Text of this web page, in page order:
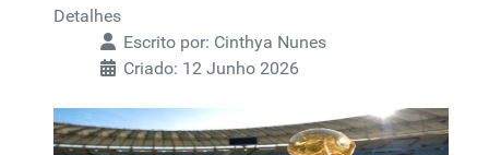
Detalhes
Escrito por: Cinthya Nunes
Criado: 12 Junho 2026